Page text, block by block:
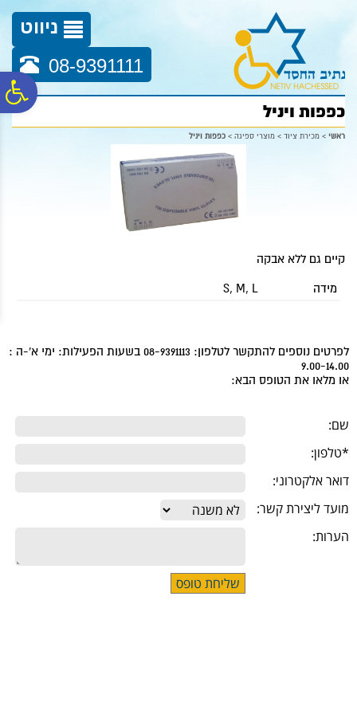
ניווט
08-9391111
כפפות ויניל
ראשי > מכירת ציוד > מוצרי ספיגה > כפפות ויניל
קיים גם ללא אבקה
מידה S, M, L
לפרטים נוספים להתקשר לטלפון: 08-9391113 בשעות הפעילות: ימי א'-ה :
9.00-14.00
או מלאו את הטופס הבא:
שם:
*טלפון:
דואר אלקטרוני:
מועד ליצירת קשר:
הערות: